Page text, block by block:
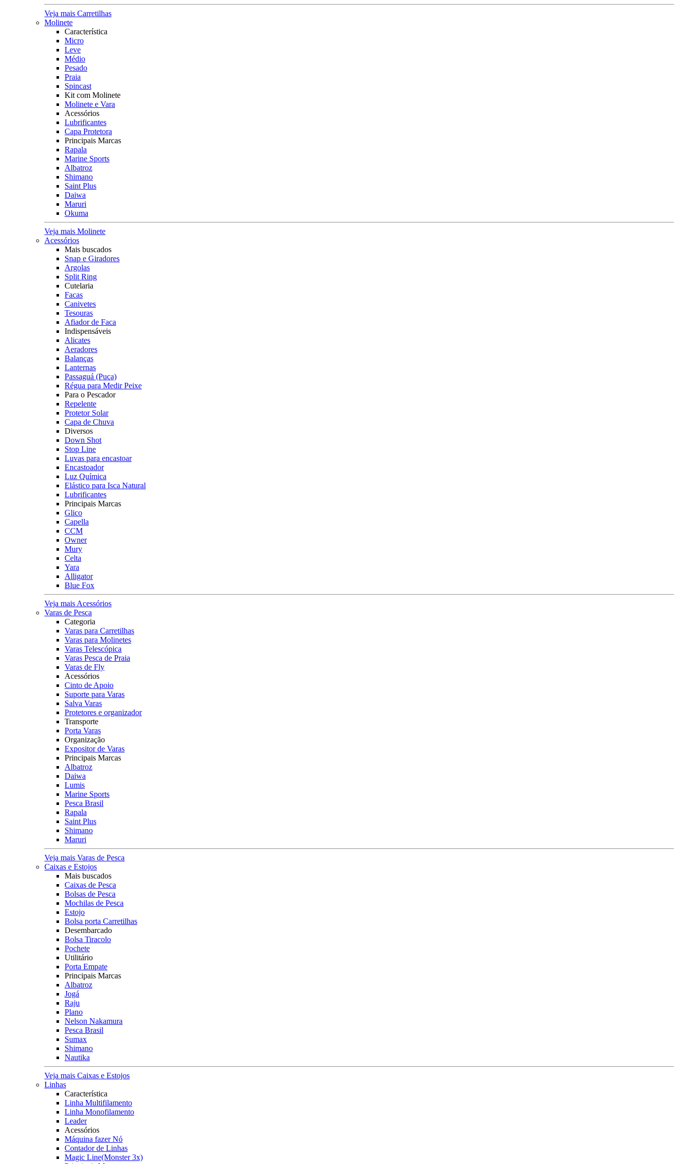
Veja mais Carretilhas
Molinete
Característica
Micro
Leve
Médio
Pesado
Praia
Spincast
Kit com Molinete
Molinete e Vara
Acessórios
Lubrificantes
Capa Protetora
Principais Marcas
Rapala
Marine Sports
Albatroz
Shimano
Saint Plus
Daiwa
Maruri
Okuma
Veja mais Molinete
Acessórios
Mais buscados
Snap e Giradores
Argolas
Split Ring
Cutelaria
Facas
Canivetes
Tesouras
Afiador de Faca
Indispensáveis
Alicates
Aeradores
Balanças
Lanternas
Passaguá (Puça)
Régua para Medir Peixe
Para o Pescador
Repelente
Protetor Solar
Capa de Chuva
Diversos
Down Shot
Stop Line
Luvas para encastoar
Encastoador
Luz Química
Elástico para Isca Natural
Lubrificantes
Principais Marcas
Glico
Capella
CCM
Owner
Mury
Celta
Yara
Alligator
Blue Fox
Veja mais Acessórios
Varas de Pesca
Categoria
Varas para Carretilhas
Varas para Molinetes
Varas Telescópica
Varas Pesca de Praia
Varas de Fly
Acessórios
Cinto de Apoio
Suporte para Varas
Salva Varas
Protetores e organizador
Transporte
Porta Varas
Organização
Expositor de Varas
Principais Marcas
Albatroz
Daiwa
Lumis
Marine Sports
Pesca Brasil
Rapala
Saint Plus
Shimano
Maruri
Veja mais Varas de Pesca
Caixas e Estojos
Mais buscados
Caixas de Pesca
Bolsas de Pesca
Mochilas de Pesca
Estojo
Bolsa porta Carretilhas
Desembarcado
Bolsa Tiracolo
Pochete
Utilitário
Porta Empate
Principais Marcas
Albatroz
Jogá
Raju
Plano
Nelson Nakamura
Pesca Brasil
Sumax
Shimano
Nautika
Veja mais Caixas e Estojos
Linhas
Característica
Linha Multifilamento
Linha Monofilamento
Leader
Acessórios
Máquina fazer Nó
Contador de Linhas
Magic Line(Monster 3x)